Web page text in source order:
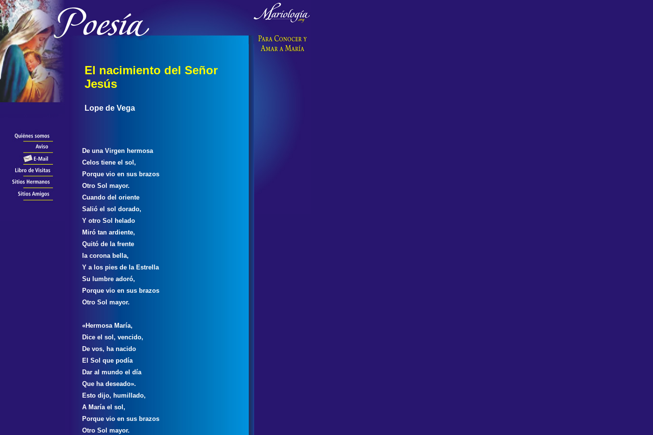
El nacimiento del Señor
Jesús
Lope de Vega
De una Virgen hermosa
Celos tiene el sol,
Porque vio en sus brazos
Otro Sol mayor.
Cuando del oriente
Salió el sol dorado,
Y otro Sol helado
Miró tan ardiente,
Quitó de la frente
la corona bella,
Y a los pies de la Estrella
Su lumbre adoró,
Porque vio en sus brazos
Otro Sol mayor.
«Hermosa María,
Dice el sol, vencido,
De vos, ha nacido
El Sol que podía
Dar al mundo el día
Que ha deseado».
Esto dijo, humillado,
A María el sol,
Porque vio en sus brazos
Otro Sol mayor.